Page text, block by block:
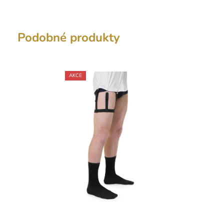
Podobné produkty
AKCE